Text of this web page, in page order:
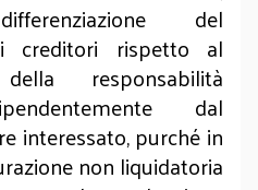
del
creditori rispetto al
responsabilità
dal
interessato, purché in
non liquidatoria